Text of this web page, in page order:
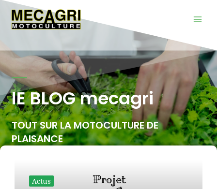
Aller
contenu
lE BLOG mecagri
TOUT SUR LA MOTOCULTURE DE
PLAISANCE
Actus